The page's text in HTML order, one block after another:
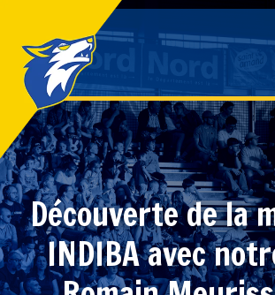
Découverte de la
INDIBA avec